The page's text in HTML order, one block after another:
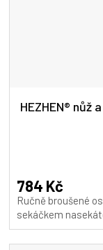
HEZHEN® nůž
produktu
je
5,0
784 Kč
Ručně broušené
sekáčkem